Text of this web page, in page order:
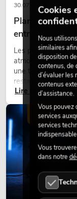
30.07.2026
Plantes
entre sécurité
Les plantes
atmosphère
une touche
restaurants, les
bureaux ou sur les
qualité fait depuis
d’aménagement
Lire maintenant
ÉCLAIRAGE
Cookies
Nous
similaires
disposition
contenus, de
d’évaluer
contenus
d’assistance.
Vous pouvez
services
services
Vous
dans notre